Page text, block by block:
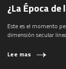
¿La Época
Este es el momento
dimensión secular
Lee mas